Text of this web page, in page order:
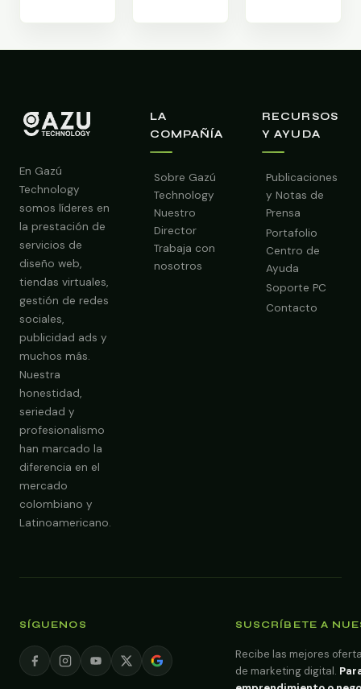
En Gazú
Technology
somos líderes en
la prestación de
servicios de
diseño web,
tiendas virtuales,
gestión de redes
sociales,
publicidad ads y
muchos más.
Nuestra
honestidad,
seriedad y
profesionalismo
han marcado la
diferencia en el
mercado
colombiano y
Latinoamericano.
LA
COMPAÑÍA
Sobre Gazú
Technology
Nuestro
Director
Trabaja con
nosotros
RECURSOS
Y AYUDA
Publicaciones
y Notas de
Prensa
Portafolio
Centro de
Ayuda
Soporte PC
Contacto
SÍGUENOS SUSCRÍBETE A
Recibe las mejores
de marketing digital.